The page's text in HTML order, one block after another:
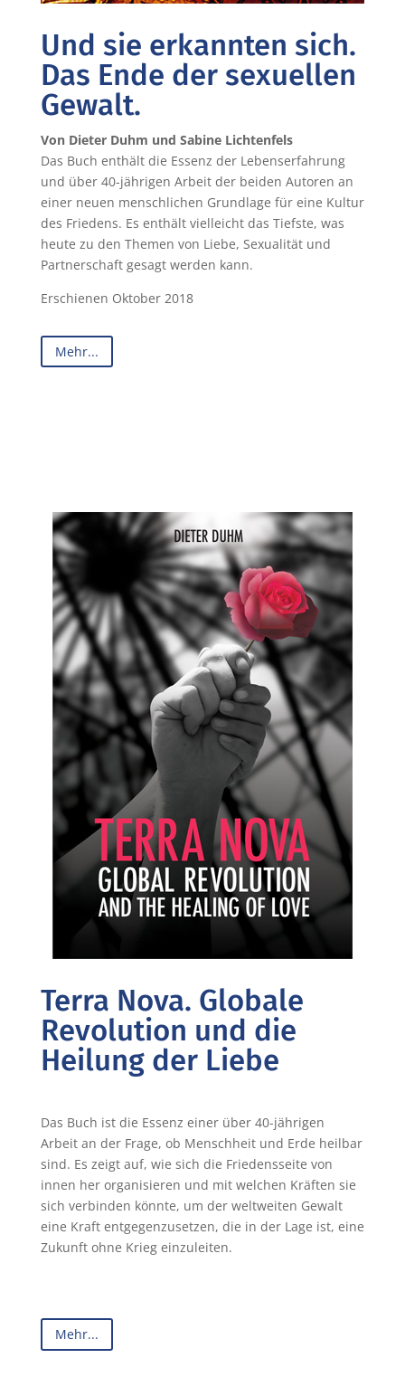
Und sie erkannten sich.
Das Ende der sexuellen
Gewalt.
Von Dieter Duhm und Sabine Lichtenfels
Das Buch enthält die Essenz der Lebenserfahrung
und über 40-jährigen Arbeit der beiden Autoren an
einer neuen menschlichen Grundlage für eine Kultur
des Friedens. Es enthält vielleicht das Tiefste, was
heute zu den Themen von Liebe, Sexualität und
Partnerschaft gesagt werden kann.
Erschienen Oktober 2018
Mehr...
Terra Nova. Globale
Revolution und die
Heilung der Liebe
Das Buch ist die Essenz einer über 40-jährigen
Arbeit an der Frage, ob Menschheit und Erde heilbar
sind. Es zeigt auf, wie sich die Friedensseite von
innen her organisieren und mit welchen Kräften sie
sich verbinden könnte, um der weltweiten Gewalt
eine Kraft entgegenzusetzen, die in der Lage ist, eine
Zukunft ohne Krieg einzuleiten.
Mehr...